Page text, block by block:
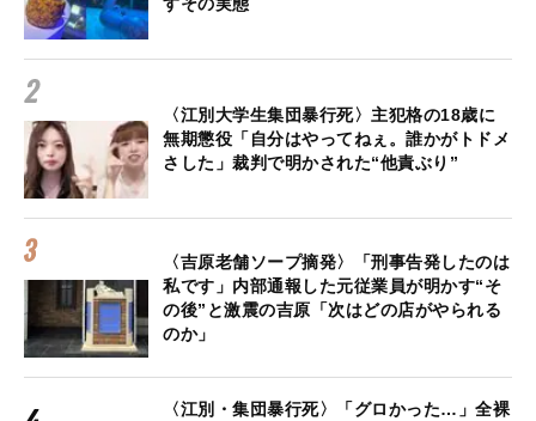
〈江別大学生集団暴行死〉主犯格の18歳に
無期懲役「自分はやってねぇ。誰かがトドメ
さした」裁判で明かされた“他責ぶり”
〈吉原老舗ソープ摘発〉「刑事告発したのは
私です」内部通報した元従業員が明かす“そ
の後”と激震の吉原「次はどの店がやられる
のか」
〈江別・集団暴行死〉「グロかった…」全裸